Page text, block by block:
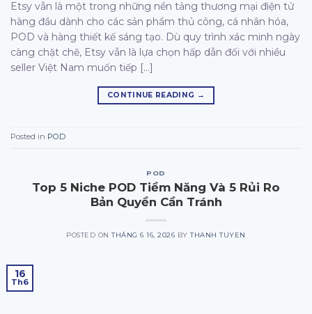
Etsy vẫn là một trong những nền tảng thương mại điện tử
hàng đầu dành cho các sản phẩm thủ công, cá nhân hóa,
POD và hàng thiết kế sáng tạo. Dù quy trình xác minh ngày
càng chặt chẽ, Etsy vẫn là lựa chọn hấp dẫn đối với nhiều
seller Việt Nam muốn tiếp […]
CONTINUE READING →
Posted in POD
POD
Top 5 Niche POD Tiềm Năng Và 5 Rủi Ro
Bản Quyền Cần Tránh
POSTED ONTHÁNG 6 16, 2026 BYTHANH TUYEN
16
Th6